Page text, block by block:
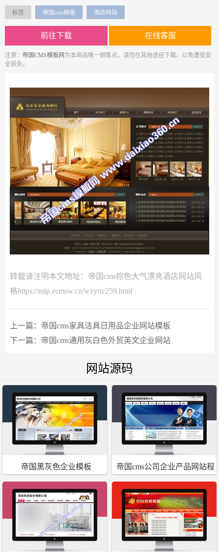
标签 帝国cms模板 酒店网站
前往下载 在线客服
注意： 帝国CMS模板网 为本商品唯一销售点，请勿在其他途径下载，以免遭受安
全损失。
转载请注明本文地址： 帝国cms棕色大气漂亮酒店网站风
格https://mip.ecmsw.cn/wzym/259.html
上一篇： 帝国cms家具洁具日用品企业网站模板
下一篇： 帝国cms通用灰白色外贸英文企业网站
网站源码
帝国黑灰色企业模板
帝国cms公司企业产品网站程
序模板源码